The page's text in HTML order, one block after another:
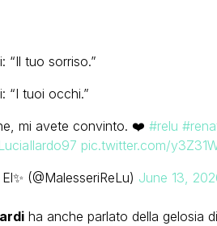
“Il tuo sorriso.”
“I tuoi occhi.”
mi avete convinto. ❤️ #relu
pic.twitter.com/
(@MalesseriReLu) June 13,
ha anche parlato della gelosia di